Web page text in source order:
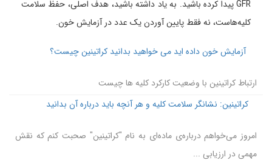
GFR پیدا کرده باشید. به یاد داشته باشید، هدف اصلی، حفظ سلامت
کلیه‌هاست، نه فقط پایین آوردن یک عدد در آزمایش خون.
آزمایش خون داده اید می خواهید بدانید کراتینین چیست؟
ارتباط کراتینین با وضعیت کارکرد کلیه ها چیست
کراتینین: نشانگر سلامت کلیه و هر آنچه باید درباره آن بدانید
امروز می‌خواهم درباره‌ی ماده‌ای به نام "کراتینین" صحبت کنم که نقش
مهمی در ارزیابی ...